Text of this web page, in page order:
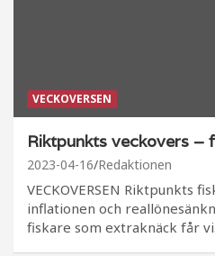
VECKOVERSEN
Riktpunkts veckovers –
2023-04-16 Redaktionen
VECKOVERSEN Riktpunkts
inflationen och
fiskare som extraknäck får